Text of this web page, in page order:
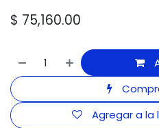
$ 75,160.00
Agregar a la